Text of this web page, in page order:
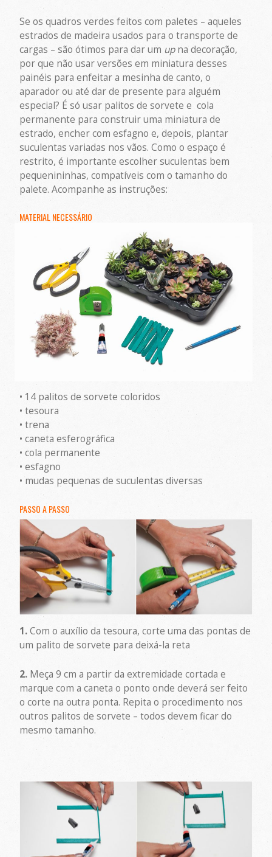
Se os quadros verdes feitos com paletes – aqueles
estrados de madeira usados para o transporte de
cargas – são ótimos para dar um upna decoração,
por que não usar versões em miniatura desses
painéis para enfeitar a mesinha de canto, o
aparador ou até dar de presente para alguém
especial? É só usar palitos de sorvete e cola
permanente para construir uma miniatura de
estrado, encher com esfagno e, depois, plantar
suculentas variadas nos vãos. Como o espaço é
restrito, é importante escolher suculentas bem
pequenininhas, compatíveis com o tamanho do
palete. Acompanhe as instruções:
MATERIAL NECESSÁRIO
• 14 palitos de sorvete coloridos
• tesoura
• trena
• caneta esferográfica
• cola permanente
• esfagno
• mudas pequenas de suculentas diversas
PASSO A PASSO
1.Com o auxílio da tesoura, corte uma das pontas de
um palito de sorvete para deixá-la reta
2. Meça 9 cm a partir da extremidade cortada e
marque com a caneta o ponto onde deverá ser feito
o corte na outra ponta. Repita o procedimento nos
outros palitos de sorvete – todos devem ficar do
mesmo tamanho.